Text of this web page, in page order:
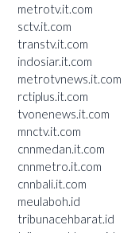
metrotv.it.com
sctv.it.com
transtv.it.com
indosiar.it.com
metrotvnews.it.com
rctiplus.it.com
tvonenews.it.com
mnctv.it.com
cnnmedan.it.com
cnnmetro.it.com
cnnbali.it.com
meulaboh.id
tribunacehbarat.id